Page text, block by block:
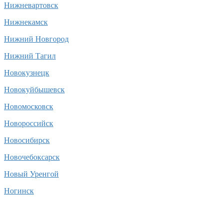
Нижневартовск
Нижнекамск
Нижний Новгород
Нижний Тагил
Новокузнецк
Новокуйбышевск
Новомосковск
Новороссийск
Новосибирск
Новочебоксарск
Новый Уренгой
Ногинск